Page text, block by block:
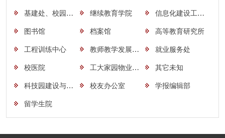
基建处、校园建设办公室
继续教育学院
信息化建设工作办公室（信息化技术中心）
图书馆
档案馆
高等教育研究所
工程训练中心
教师教学发展中心
就业服务处
校医院
工大家园物业公司
其它未知
科技园建设与管理办公室
校友办公室
学报编辑部
留学生院